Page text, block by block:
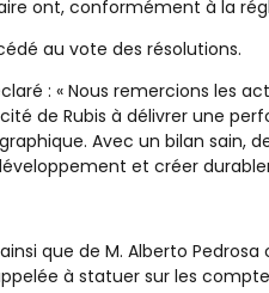
ont, conformément à la
au vote des résolutions.
: « Nous remercions les
de Rubis à délivrer une
Avec un bilan
et créer
que de M. Alberto
à statuer sur les